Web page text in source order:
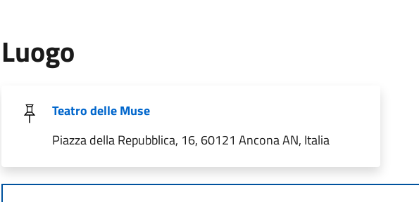
Luogo
Teatro delle Muse
Piazza della Repubblica, 16, 60121 Ancona AN, Italia